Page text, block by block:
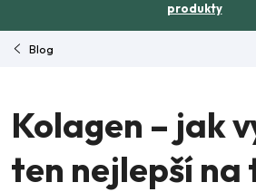
produkty
Blog
Kolagen – jak
ten nejlepší na